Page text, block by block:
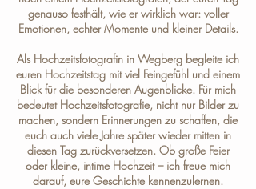
genauso festhält, wie er wirklich war: voller
Emotionen, echter Momente und kleiner Details.
Als Hochzeitsfotografin in Wegberg begleite ich
euren Hochzeitstag mit viel Feingefühl und einem
Blick für die besonderen Augenblicke. Für mich
bedeutet Hochzeitsfotografie, nicht nur Bilder zu
machen, sondern Erinnerungen zu schaffen, die
euch auch viele Jahre später wieder mitten in
diesen Tag zurückversetzen. Ob große Feier
oder kleine, intime Hochzeit – ich freue mich
darauf, eure Geschichte kennenzulernen.